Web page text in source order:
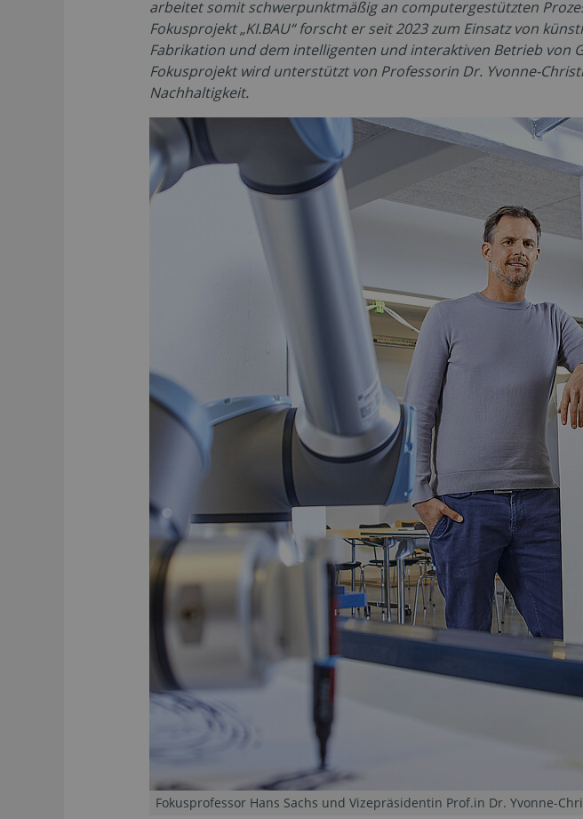
arbeitet somit schwerpunktmäßig an computergestützten
Fokusprojekt „KI.BAU“ forscht er seit 2023 zum Einsatz von
Fabrikation und dem intelligenten und interaktiven Betrieb von
Fokusprojekt wird unterstützt von Professorin Dr. Yvonne-
Nachhaltigkeit.
Fokusprofessor Hans Sachs und Vizepräsidentin Prof.in Dr. Yvonne-